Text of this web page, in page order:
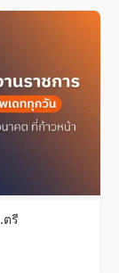
รี